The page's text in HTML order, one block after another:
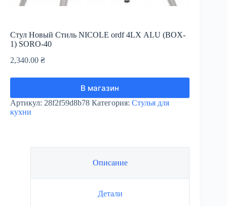
Стул Новый Стиль NICOLE ordf 4LX ALU (BOX-
1) SORO-40
2,340.00 ₴
В магазин
Артикул: 28f2f59d8b78 Категория: Стулья для
кухни
Описание
Детали